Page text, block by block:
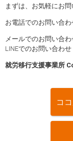
まずは、お気軽にお問
お電話でのお問い合
メールでのお問い合
LINEでのお問い合
就労移行支援事業所
コ